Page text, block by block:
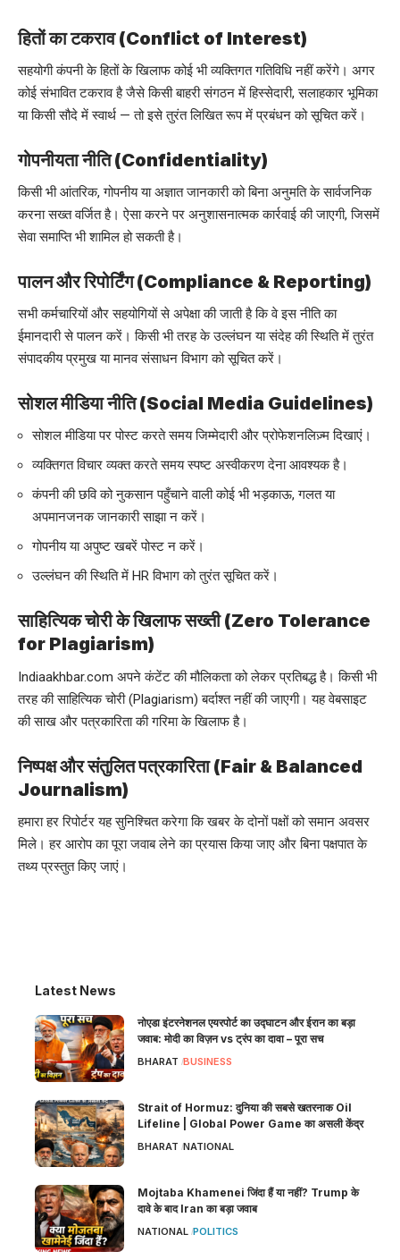
हितों का टकराव (Conflict of Interest)
सहयोगी कंपनी के हितों के खिलाफ कोई भी व्यक्तिगत गतिविधि नहीं करेंगे। अगर
कोई संभावित टकराव है जैसे किसी बाहरी संगठन में हिस्सेदारी, सलाहकार भूमिका
या किसी सौदे में स्वार्थ — तो इसे तुरंत लिखित रूप में प्रबंधन को सूचित करें।
गोपनीयता नीति (Confidentiality)
किसी भी आंतरिक, गोपनीय या अज्ञात जानकारी को बिना अनुमति के सार्वजनिक
करना सख्त वर्जित है। ऐसा करने पर अनुशासनात्मक कार्रवाई की जाएगी, जिसमें
सेवा समाप्ति भी शामिल हो सकती है।
पालन और रिपोर्टिंग (Compliance & Reporting)
सभी कर्मचारियों और सहयोगियों से अपेक्षा की जाती है कि वे इस नीति का
ईमानदारी से पालन करें। किसी भी तरह के उल्लंघन या संदेह की स्थिति में तुरंत
संपादकीय प्रमुख या मानव संसाधन विभाग को सूचित करें।
सोशल मीडिया नीति (Social Media Guidelines)
सोशल मीडिया पर पोस्ट करते समय जिम्मेदारी और प्रोफेशनलिज़्म दिखाएं।
व्यक्तिगत विचार व्यक्त करते समय स्पष्ट अस्वीकरण देना आवश्यक है।
कंपनी की छवि को नुकसान पहुँचाने वाली कोई भी भड़काऊ, गलत या
अपमानजनक जानकारी साझा न करें।
गोपनीय या अपुष्ट खबरें पोस्ट न करें।
उल्लंघन की स्थिति में HR विभाग को तुरंत सूचित करें।
साहित्यिक चोरी के खिलाफ सख्ती (Zero Tolerance
for Plagiarism)
Indiaakhbar.com अपने कंटेंट की मौलिकता को लेकर प्रतिबद्ध है। किसी भी
तरह की साहित्यिक चोरी (Plagiarism) बर्दाश्त नहीं की जाएगी। यह वेबसाइट
की साख और पत्रकारिता की गरिमा के खिलाफ है।
निष्पक्ष और संतुलित पत्रकारिता (Fair & Balanced
Journalism)
हमारा हर रिपोर्टर यह सुनिश्चित करेगा कि खबर के दोनों पक्षों को समान अवसर
मिले। हर आरोप का पूरा जवाब लेने का प्रयास किया जाए और बिना पक्षपात के
तथ्य प्रस्तुत किए जाएं।
Latest News
नोएडा इंटरनेशनल एयरपोर्ट का उद्घाटन और ईरान का बड़ा
जवाब: मोदी का विज़न vs ट्रंप का दावा – पूरा सच
BHARAT BUSINESS
Strait of Hormuz: दुनिया की सबसे खतरनाक Oil
Lifeline | Global Power Game का असली केंद्र
BHARAT NATIONAL
Mojtaba Khamenei जिंदा हैं या नहीं? Trump के
दावे के बाद Iran का बड़ा जवाब
NATIONAL POLITICS